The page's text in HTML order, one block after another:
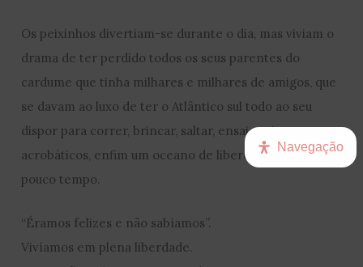
Os peixinhos divertiam-se durante o dia, mas viviam o
drama de ter perdido todos os seus parentes do
cardume que tinha milhares e milhares de amigos, que
se davam ao luxo de ter o Atlântico sul todo ao seu
dispor para correr, brincar, saltar, ensaiar pinos
acrobáticos, enfim um oceano de liberdade, que durou
pouco tempo.
“Éramos felizes e não sabíamos”.
Vivíamos em plena liberdade.
Navegação